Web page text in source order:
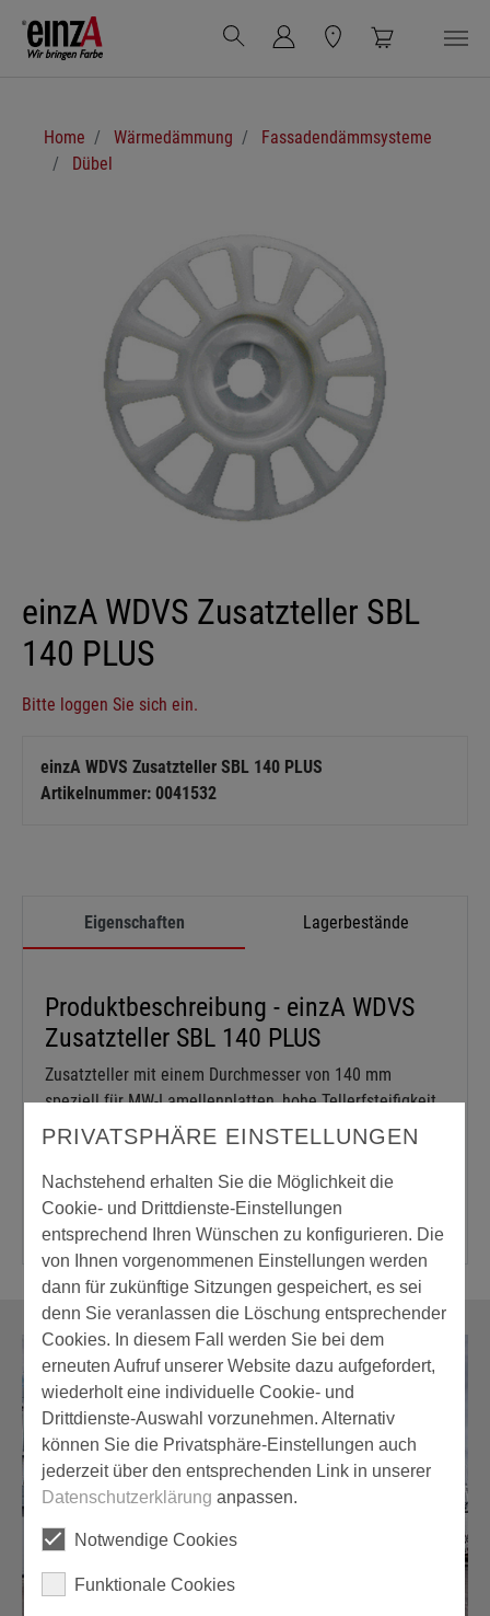
Zum Hauptinhalt springen
Home Wärmedämmung
Fassadendämmsysteme
Dübel
einzA WDVS Zusatzteller SBL
140 PLUS
Bitte loggen Sie sich ein.
einzA WDVS Zusatzteller SBL 140 PLUS
Artikelnummer: 0041532
Eigenschaften Lagerbestände
Produktbeschreibung - einzA WDVS
Zusatzteller SBL 140 PLUS
Zusatzteller mit einem Durchmesser von 140 mm
speziell für MW-Lamellenplatten, hohe Tellerfsteifigkeit
für problemlose Montage, hohe Traglasten dank
PRIVATSPHÄRE EINSTELLUNGEN
Nachstehend erhalten Sie die Möglichkeit die
Cookie- und Drittdienste-Einstellungen
entsprechend Ihren Wünschen zu konfigurieren. Die
von Ihnen vorgenommenen Einstellungen werden
dann für zukünftige Sitzungen gespeichert, es sei
denn Sie veranlassen die Löschung entsprechender
Cookies. In diesem Fall werden Sie bei dem
erneuten Aufruf unserer Website dazu aufgefordert,
wiederholt eine individuelle Cookie- und
Drittdienste-Auswahl vorzunehmen. Alternativ
können Sie die Privatsphäre-Einstellungen auch
jederzeit über den entsprechenden Link in unserer
Datenschutzerklärung anpassen.
Notwendige Cookies
Funktionale Cookies